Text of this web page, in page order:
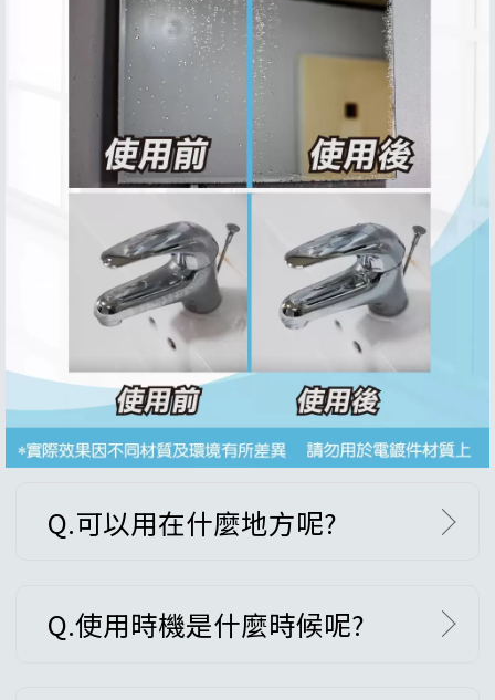
Q.可以用在什麼地方呢?
Q.使用時機是什麼時候呢?